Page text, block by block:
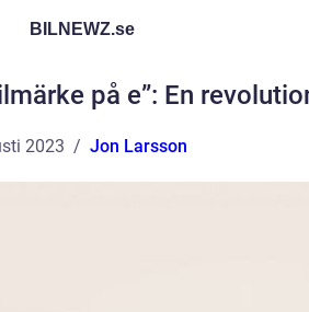
BILNEWZ.se
på e”: En
2023 Jon Larsson